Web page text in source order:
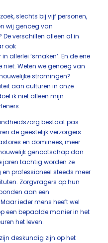
slechts bij vijf personen,
wij genoeg van
verschillen alleen al in
ook
allerlei ‘smaken’. En de ene
Weten we genoeg van
stromingen?
aan culturen in onze
ik niet alleen mijn
bestaat pas
de geestelijk verzorgers
en dominees, meer
genootschap dan
jaren tachtig worden ze
professioneel steeds meer
Zorgvragers op hun
aan een
ieder mens heeft wel
een bepaalde manier in het
het leven.
deskundig zijn op het